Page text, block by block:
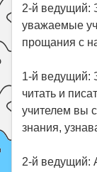
2-й ведущий:
уважаемые
прощания с
1-й ведущий:
читать и
учителем вы
знания,
2-й ведущий: